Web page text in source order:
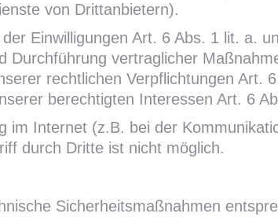
von Drittanbietern).
Einwilligungen Art. 6 Abs. 1 lit. a.
Durchführung vertraglicher
rechtlichen Verpflichtungen Art.
berechtigten Interessen Art. 6
Internet (z.B. bei der
durch Dritte ist nicht möglich.
Sicherheitsmaßnahmen